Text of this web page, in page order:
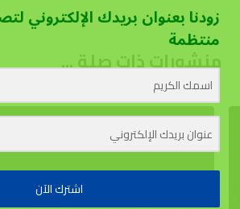
منشورات ذات صلة ...
زودنا بعنوان بريدك الإلكتروني
منتظمة
اشترك الآن